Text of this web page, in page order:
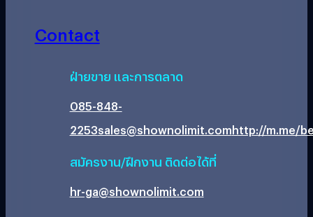
Contact
ฝ่ายขาย และการตลาด
085-848-
2253sales@shownolimit.comhttp://m.me/
สมัครงาน/ฝึกงาน ติดต่อได้ที่
hr-ga@shownolimit.com